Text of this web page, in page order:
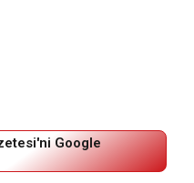
Google